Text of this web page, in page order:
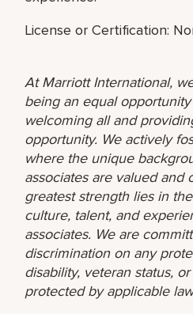
License or Certification:
At Marriott International,
being an equal
welcoming all and
opportunity. We actively
where the unique
associates are valued and
greatest strength lies in
culture, talent, and
associates. We are
discrimination on any
disability, veteran status,
protected by applicable